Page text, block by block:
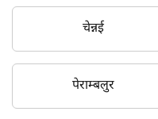
चेन्नई
पेराम्बलुर